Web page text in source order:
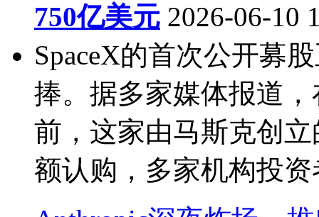
750亿美元 2026-06-10
SpaceX的首次公开募
捧。据多家媒体报道
前，这家由马斯克创
额认购，多家机构投资